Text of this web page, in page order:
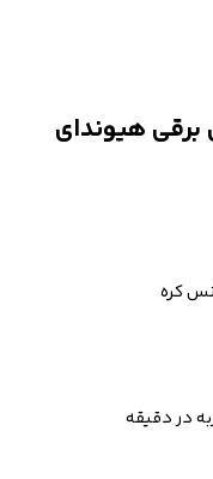
هیوندای
کره